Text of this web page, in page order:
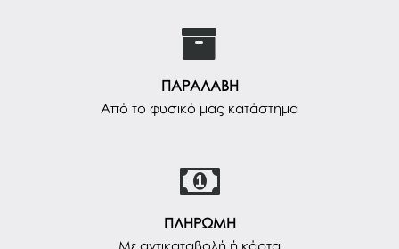
ΠΑΡΑΛΑΒΗ
Από το φυσικό μας κατάστημα
ΠΛΗΡΩΜΗ
Με αντικαταβολή ή κάρτα